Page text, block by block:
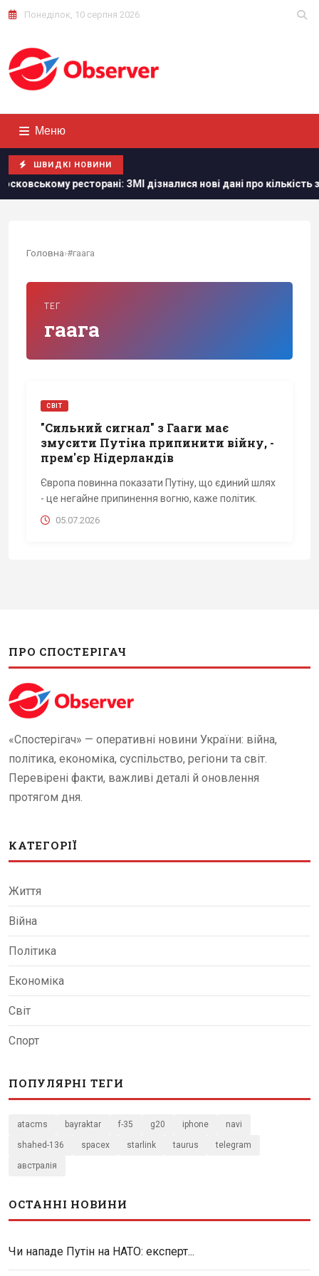
Понеділок, 10 серпня 2026
Меню
ШВИДКІ НОВИНИ
ресторані: ЗМІ дізналися нові дані про кількість
Головна›#гаага
ТЕГ
гаага
СВІТ
"Сильний сигнал" з Гааги має
змусити Путіна припинити війну, -
прем'єр Нідерландів
Європа повинна показати Путіну, що єдиний шлях
- це негайне припинення вогню, каже політик.
05.07.2026
ПРО СПОСТЕРІГАЧ
«Спостерігач» — оперативні новини України: війна,
політика, економіка, суспільство, регіони та світ.
Перевірені факти, важливі деталі й оновлення
протягом дня.
КАТЕГОРІЇ
Життя
Війна
Політика
Економіка
Світ
Спорт
ПОПУЛЯРНІ ТЕГИ
atacms bayraktar f-35 g20 iphone navi
shahed-136 spacex starlink taurus telegram
австралія
ОСТАННІ НОВИНИ
Чи нападе Путін на НАТО: експерт...